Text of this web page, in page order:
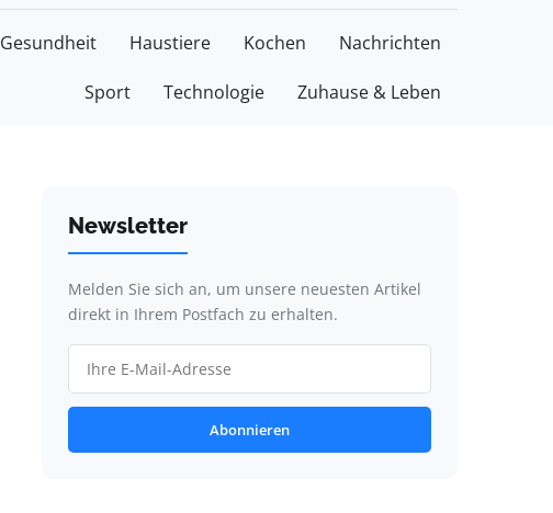
Gesundheit Haustiere Kochen Nachrichten
Sport Technologie Zuhause & Leben
Newsletter
Melden Sie sich an, um unsere neuesten Artikel
direkt in Ihrem Postfach zu erhalten.
Abonnieren